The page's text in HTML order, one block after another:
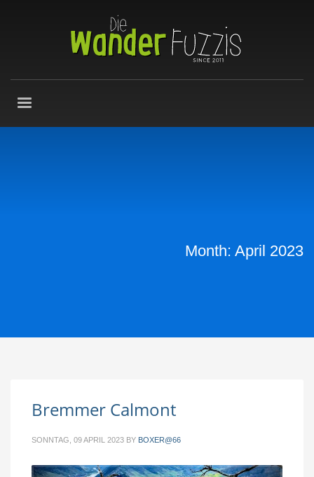
Month: April 2023
Bremmer Calmont
SONNTAG, 09 APRIL 2023 BY BOXER@66